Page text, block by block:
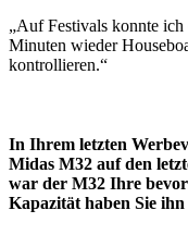
„Auf Festivals konnte
Minuten wieder
kontrollieren.“
In Ihrem letzten
Midas M32 auf den
war der M32 Ihre
Kapazität haben Sie